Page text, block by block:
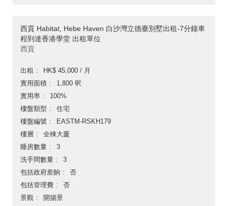
西貢 Habitat, Hebe Haven 白沙灣立德臺別墅出租-7分鐘車
程到達香港學堂 出租單位
西貢
出租
HK$ 45,000 / 月
實用面積
1,800 呎
實用率
100%
樓盤類型
住宅
樓盤編號
EASTM-RSKH179
樓層
全棟大廈
睡房數量
3
洗手間數量
3
包括政府差餉
否
包括管理費
否
景觀
開揚景